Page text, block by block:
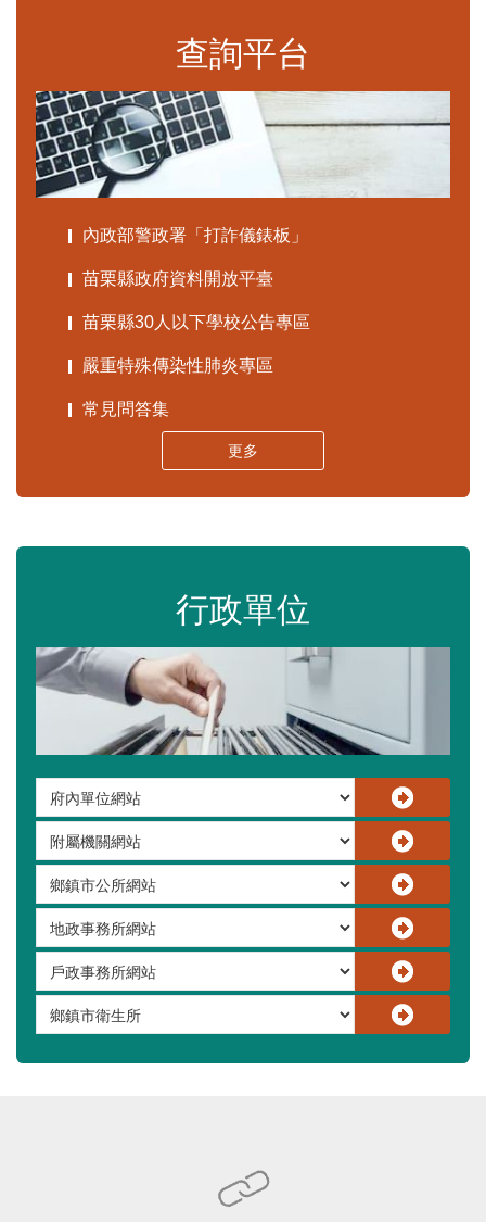
查詢平台
內政部警政署「打詐儀錶板」
苗栗縣政府資料開放平臺
苗栗縣30人以下學校公告專區
嚴重特殊傳染性肺炎專區
常見問答集
更多
行政單位